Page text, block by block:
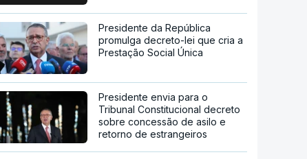
Presidente da República
promulga decreto-lei que cria a
Prestação Social Única
Presidente envia para o
Tribunal Constitucional decreto
sobre concessão de asilo e
retorno de estrangeiros